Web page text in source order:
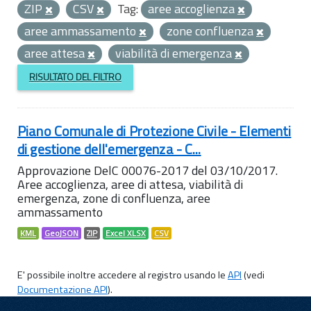
ZIP
CSV Tag: aree accoglienza
aree ammassamento
zone confluenza
aree attesa
viabilità di emergenza
RISULTATO DEL FILTRO
Piano Comunale di Protezione Civile - Elementi
di gestione dell'emergenza - C...
Approvazione DelC 00076-2017 del 03/10/2017.
Aree accoglienza, aree di attesa, viabilità di
emergenza, zone di confluenza, aree
ammassamento
KML GeoJSON ZIP Excel XLSX CSV
E' possibile inoltre accedere al registro usando leAPI(vedi
Documentazione API).